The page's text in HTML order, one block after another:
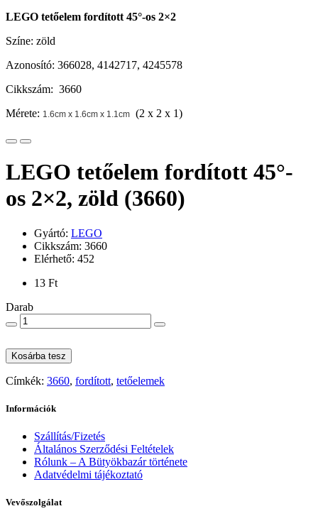
LEGO tetőelem fordított 45°-os 2×2
Színe: zöld
Azonosító: 366028, 4142717, 4245578
Cikkszám: 3660
Mérete: 1.6cm x 1.6cm x 1.1cm (2 x 2 x 1)
LEGO tetőelem fordított 45°-
os 2×2, zöld (3660)
Gyártó: LEGO
Cikkszám: 3660
Elérhető: 452
13 Ft
Darab
Kosárba tesz
Címkék: 3660, fordított, tetőelemek
Információk
Szállítás/Fizetés
Általános Szerződési Feltételek
Rólunk – A Bütyökbazár története
Adatvédelmi tájékoztató
Vevőszolgálat